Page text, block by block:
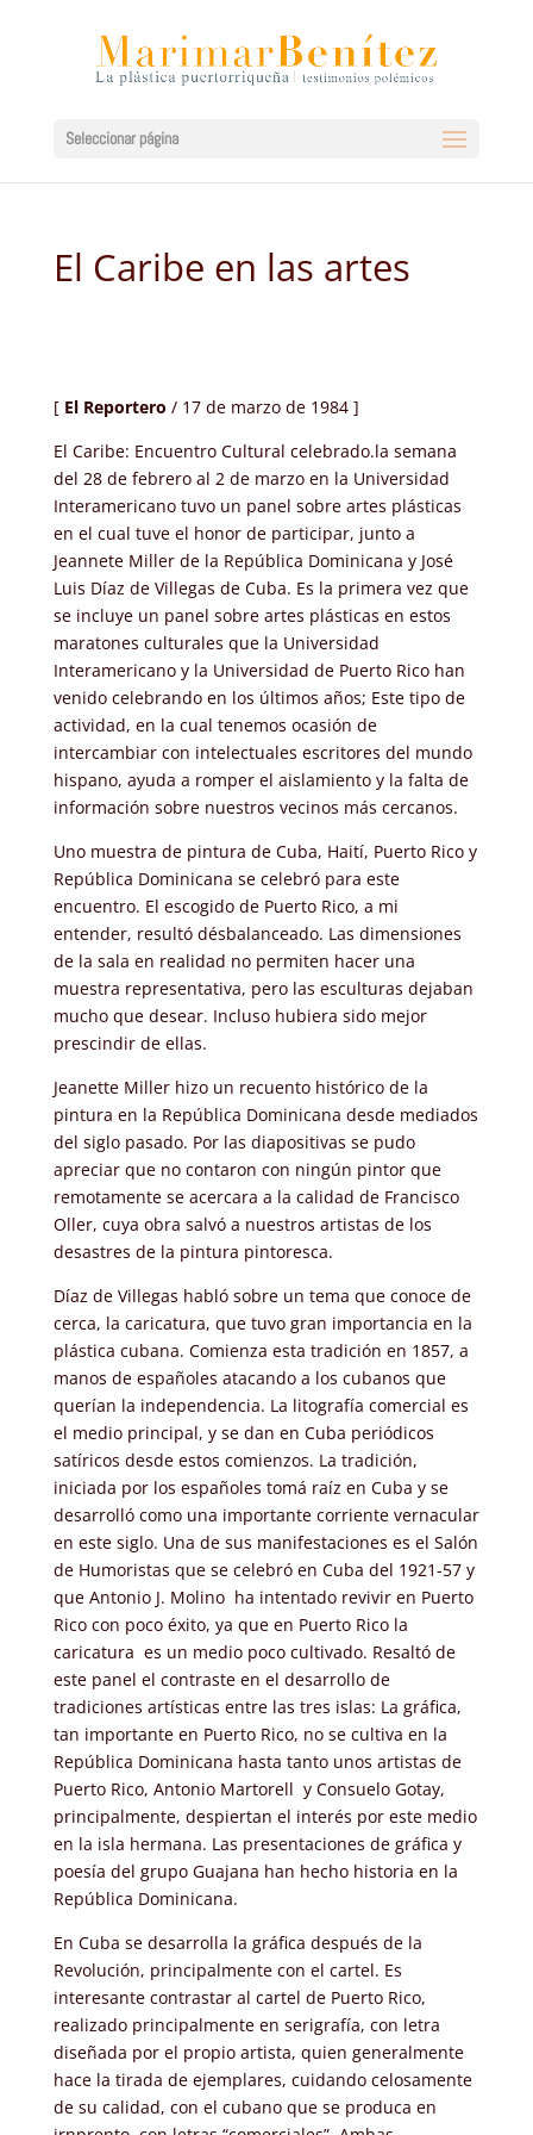
Seleccionar página
El Caribe en las artes
[ El Reportero / 17 de marzo de 1984 ]
El Caribe: Encuentro Cultural celebrado.la semana
del 28 de febrero al 2 de marzo en la Universidad
Interamericano tuvo un panel sobre artes plásticas
en el cual tuve el honor de participar, junto a
Jeannete Miller de la República Dominicana y José
Luis Díaz de Villegas de Cuba. Es la primera vez que
se incluye un panel sobre artes plásticas en estos
maratones culturales que la Universidad
Interamericano y la Universidad de Puerto Rico han
venido celebrando en los últimos años; Este tipo de
actividad, en la cual tenemos ocasión de
intercambiar con intelectuales escritores del mundo
hispano, ayuda a romper el aislamiento y la falta de
información sobre nuestros vecinos más cercanos.
Uno muestra de pintura de Cuba, Haití, Puerto Rico y
República Dominicana se celebró para este
encuentro. El escogido de Puerto Rico, a mi
entender, resultó désbalanceado. Las dimensiones
de la sala en realidad no permiten hacer una
muestra representativa, pero las esculturas dejaban
mucho que desear. Incluso hubiera sido mejor
prescindir de ellas.
Jeanette Miller hizo un recuento histórico de la
pintura en la República Dominicana desde mediados
del siglo pasado. Por las diapositivas se pudo
apreciar que no contaron con ningún pintor que
remotamente se acercara a la calidad de Francisco
Oller, cuya obra salvó a nuestros artistas de los
desastres de la pintura pintoresca.
Díaz de Villegas habló sobre un tema que conoce de
cerca, la caricatura, que tuvo gran importancia en la
plástica cubana. Comienza esta tradición en 1857, a
manos de españoles atacando a los cubanos que
querían la independencia. La litografía comercial es
el medio principal, y se dan en Cuba periódicos
satíricos desde estos comienzos. La tradición,
iniciada por los españoles tomá raíz en Cuba y se
desarrolló como una importante corriente vernacular
en este siglo. Una de sus manifestaciones es el Salón
de Humoristas que se celebró en Cuba del 1921-57 y
que Antonio J. Molino ha intentado revivir en Puerto
Rico con poco éxito, ya que en Puerto Rico la
caricatura es un medio poco cultivado. Resaltó de
este panel el contraste en el desarrollo de
tradiciones artísticas entre las tres islas: La gráfica,
tan importante en Puerto Rico, no se cultiva en la
República Dominicana hasta tanto unos artistas de
Puerto Rico, Antonio Martorell y Consuelo Gotay,
principalmente, despiertan el interés por este medio
en la isla hermana. Las presentaciones de gráfica y
poesía del grupo Guajana han hecho historia en la
República Dominicana.
En Cuba se desarrolla la gráfica después de la
Revolución, principalmente con el cartel. Es
interesante contrastar al cartel de Puerto Rico,
realizado principalmente en serigrafía, con letra
diseñada por el propio artista, quien generalmente
hace la tirada de ejemplares, cuidando celosamente
de su calidad, con el cubano que se produca en